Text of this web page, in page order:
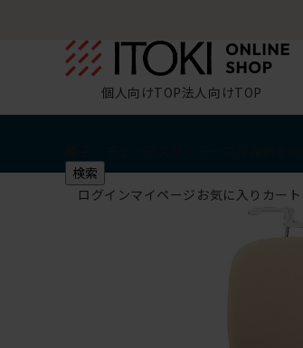
個人向けTOP法人向けTOP
検索
ログインマイページ お気に入り カート